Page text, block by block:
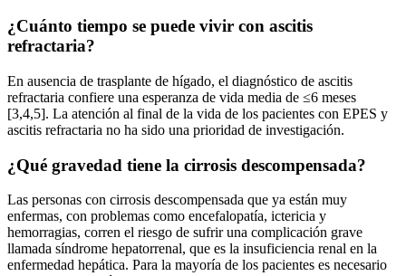
¿Cuánto tiempo se puede vivir con ascitis
refractaria?
En ausencia de trasplante de hígado, el diagnóstico de ascitis
refractaria confiere una esperanza de vida media de ≤6 meses
[3,4,5]. La atención al final de la vida de los pacientes con EPES y
ascitis refractaria no ha sido una prioridad de investigación.
¿Qué gravedad tiene la cirrosis descompensada?
Las personas con cirrosis descompensada que ya están muy
enfermas, con problemas como encefalopatía, ictericia y
hemorragias, corren el riesgo de sufrir una complicación grave
llamada síndrome hepatorrenal, que es la insuficiencia renal en la
enfermedad hepática. Para la mayoría de los pacientes es necesario